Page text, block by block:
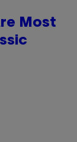
Most